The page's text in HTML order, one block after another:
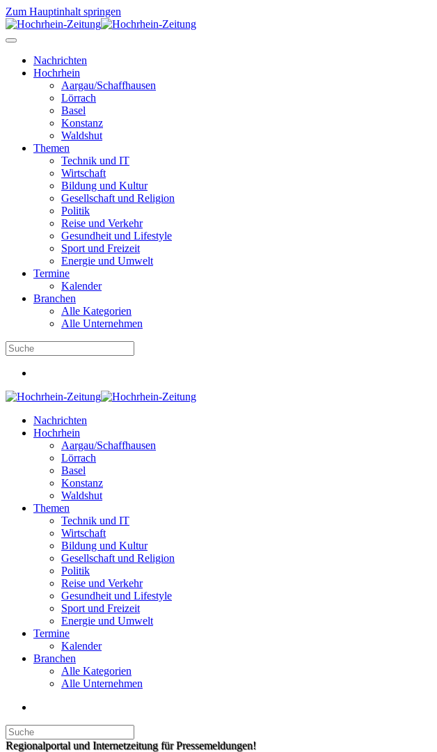
Zum Hauptinhalt springen
Nachrichten
Hochrhein
Aargau/Schaffhausen
Lörrach
Basel
Konstanz
Waldshut
Themen
Technik und IT
Wirtschaft
Bildung und Kultur
Gesellschaft und Religion
Politik
Reise und Verkehr
Gesundheit und Lifestyle
Sport und Freizeit
Energie und Umwelt
Termine
Kalender
Branchen
Alle Kategorien
Alle Unternehmen
Nachrichten
Hochrhein
Aargau/Schaffhausen
Lörrach
Basel
Konstanz
Waldshut
Themen
Technik und IT
Wirtschaft
Bildung und Kultur
Gesellschaft und Religion
Politik
Reise und Verkehr
Gesundheit und Lifestyle
Sport und Freizeit
Energie und Umwelt
Termine
Kalender
Branchen
Alle Kategorien
Alle Unternehmen
Regionalportal und Internetzeitung für Pressemeldungen!